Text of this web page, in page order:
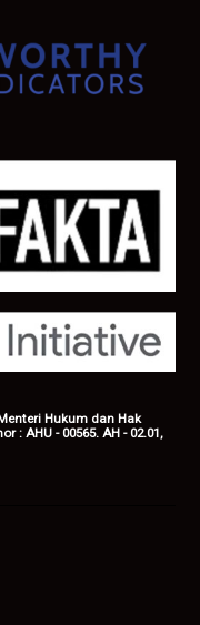
Hukum dan Hak
: AHU - 00565. AH - 02.01,